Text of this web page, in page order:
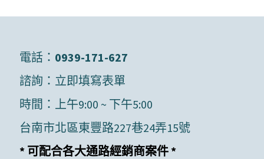
電話： 0939-171-627
諮詢： 立即填寫表單
時間：上午9:00 ~ 下午5:00
台南市北區東豐路227巷24弄15號
* 可配合各大通路經銷商案件 *